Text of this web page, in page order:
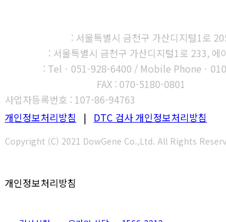
: 서울특별시 금천구 가산디지털1로
: 서울특별시 금천구 가산디지털1로 233,
: Telㆍ051-928-6400 / Mobile Phoneㆍ
FAX : 070-5180-0801
사업자등록번호 : 107-86-94763
개인정보처리방침 | DTC 검사 개인정보처리방침
Copyright (C) 2021 DowGene Co.,Ltd. All Rights
개인정보처리방침